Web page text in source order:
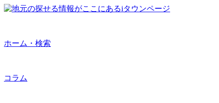
ホーム・検索
コラム